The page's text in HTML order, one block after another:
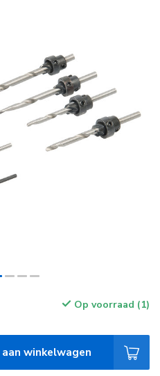
Op voorraad (1)
winkelwagen